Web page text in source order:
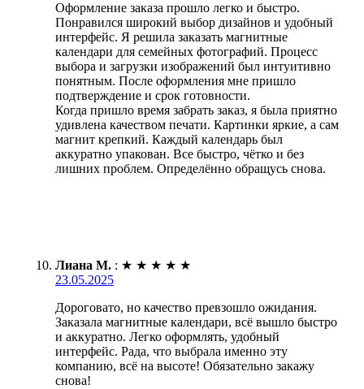
Оформление заказа прошло легко и быстро.
Понравился широкий выбор дизайнов и удобный
интерфейс. Я решила заказать магнитные
календари для семейных фотографий. Процесс
выбора и загрузки изображений был интуитивно
понятным. После оформления мне пришло
подтверждение и срок готовности.
Когда пришло время забрать заказ, я была приятно
удивлена качеством печати. Картинки яркие, а сам
магнит крепкий. Каждый календарь был
аккуратно упакован. Все быстро, чётко и без
лишних проблем. Определённо обращусь снова.
Лиана М. : ★ ★ ★ ★ ★
23.05.2025
Дороговато, но качество превзошло ожидания.
Заказала магнитные календари, всё вышло быстро
и аккуратно. Легко оформлять, удобный
интерфейс. Рада, что выбрала именно эту
компанию, всё на высоте! Обязательно закажу
снова!